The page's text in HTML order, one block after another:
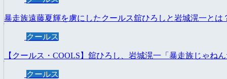
暴走族遠藤夏輝を虜にしたクールス舘ひろしと岩城滉一とは
クールス
【クールス・COOLS】舘ひろし、岩城滉一「暴走族じゃねん
クールス